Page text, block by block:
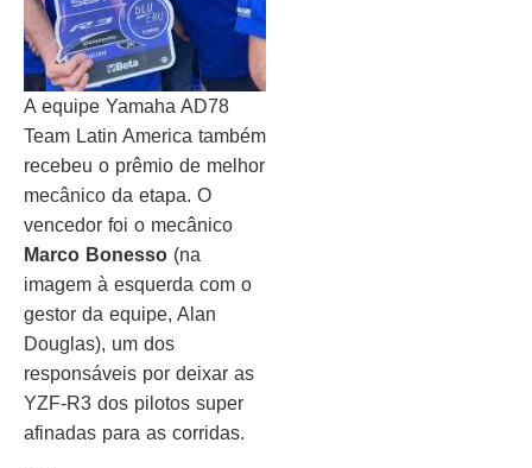
A equipe Yamaha AD78
Team Latin America também
recebeu o prêmio de melhor
mecânico da etapa. O
vencedor foi o mecânico
Marco Bonesso (na
imagem à esquerda com o
gestor da equipe, Alan
Douglas), um dos
responsáveis por deixar as
YZF-R3 dos pilotos super
afinadas para as corridas.